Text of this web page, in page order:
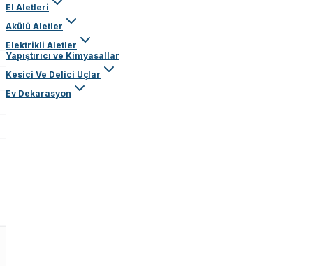
El Aletleri
Akülü Aletler
Elektrikli Aletler
Yapıştırıcı ve Kimyasallar
Kesici Ve Delici Uçlar
Ev Dekarasyon